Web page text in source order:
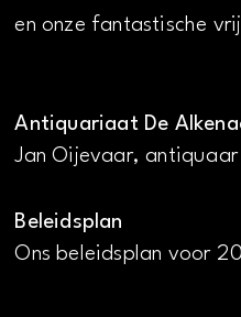
en onze fantastische
Antiquariaat De
Jan Oijevaar, antiquaar
Beleidsplan
Ons beleidsplan voor